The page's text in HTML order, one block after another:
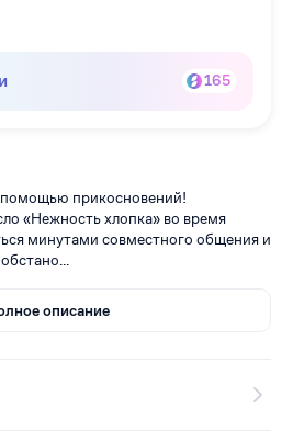
165
прикосновений!
«Нежность хлопка» во время
минутами совместного общения и
описание